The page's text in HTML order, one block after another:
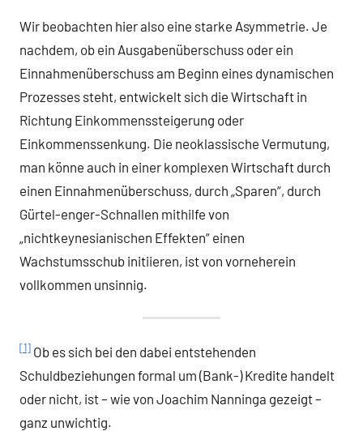
Wir beobachten hier also eine starke Asymmetrie. Je
nachdem, ob ein Ausgabenüberschuss oder ein
Einnahmenüberschuss am Beginn eines dynamischen
Prozesses steht, entwickelt sich die Wirtschaft in
Richtung Einkommenssteigerung oder
Einkommenssenkung. Die neoklassische Vermutung,
man könne auch in einer komplexen Wirtschaft durch
einen Einnahmenüberschuss, durch „Sparen“, durch
Gürtel-enger-Schnallen mithilfe von
„nichtkeynesianischen Effekten“ einen
Wachstumsschub initiieren, ist von vorneherein
vollkommen unsinnig.
[1] Ob es sich bei den dabei entstehenden
Schuldbeziehungen formal um (Bank-) Kredite handelt
oder nicht, ist – wie von Joachim Nanninga gezeigt –
ganz unwichtig.